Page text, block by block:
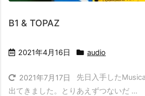
B1 & TOPAZ
2021年4月16日 audio
2021年7月17日
先日入手した
出てきました。とりあえずつないだ ...